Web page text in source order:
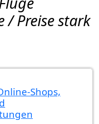
/ Preise stark
Shops,